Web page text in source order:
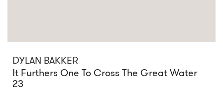
DYLAN BAKKER
It Furthers One To Cross The Great Water
23